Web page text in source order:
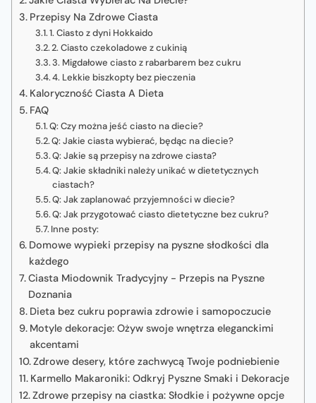
Przepisy Na Zdrowe Ciasta
1. Ciasto z dyni Hokkaido
2. Ciasto czekoladowe z cukinią
3. Migdałowe ciasto z rabarbarem bez cukru
4. Lekkie biszkopty bez pieczenia
Kaloryczność Ciasta A Dieta
FAQ
Q: Czy można jeść ciasto na diecie?
Q: Jakie ciasta wybierać, będąc na diecie?
Q: Jakie są przepisy na zdrowe ciasta?
Q: Jakie składniki należy unikać w dietetycznych
ciastach?
Q: Jak zaplanować przyjemności w diecie?
Q: Jak przygotować ciasto dietetyczne bez cukru?
Inne posty:
Domowe wypieki przepisy na pyszne słodkości dla
każdego
Ciasta Miodownik Tradycyjny - Przepis na Pyszne
Doznania
Dieta bez cukru poprawia zdrowie i samopoczucie
Motyle dekoracje: Ożyw swoje wnętrza eleganckimi
akcentami
Zdrowe desery, które zachwycą Twoje podniebienie
Karmello Makaroniki: Odkryj Pyszne Smaki i Dekoracje
Zdrowe przepisy na ciastka: Słodkie i pożywne opcje